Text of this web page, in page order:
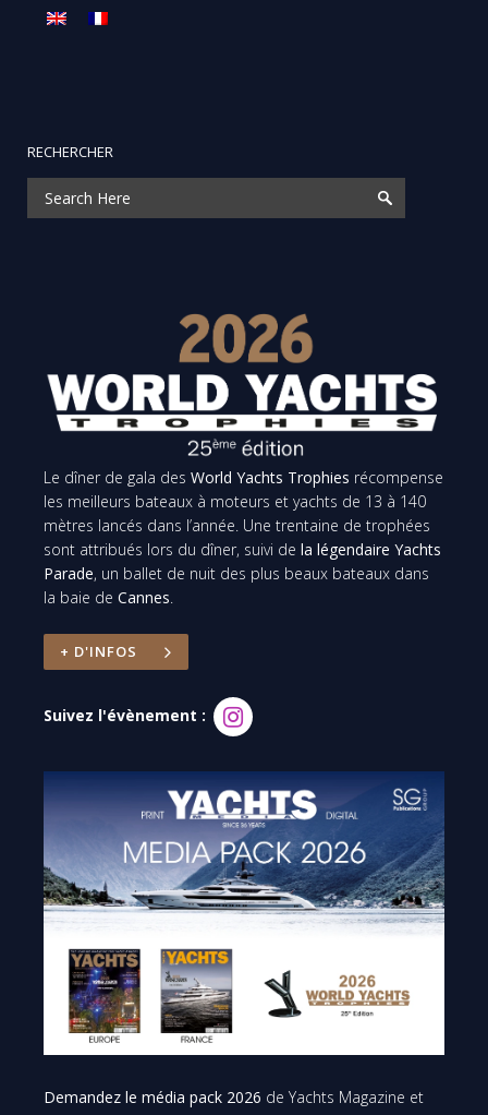
RECHERCHER
Le dîner de gala des World Yachts Trophies récompense
les meilleurs bateaux à moteurs et yachts de 13 à 140
mètres lancés dans l’année. Une trentaine de trophées
sont attribués lors du dîner, suivi de la légendaire Yachts
Parade, un ballet de nuit des plus beaux bateaux dans
la baie de Cannes.
+ D'INFOS
Suivez l'évènement :
Demandez le média pack 2026 de Yachts Magazine et